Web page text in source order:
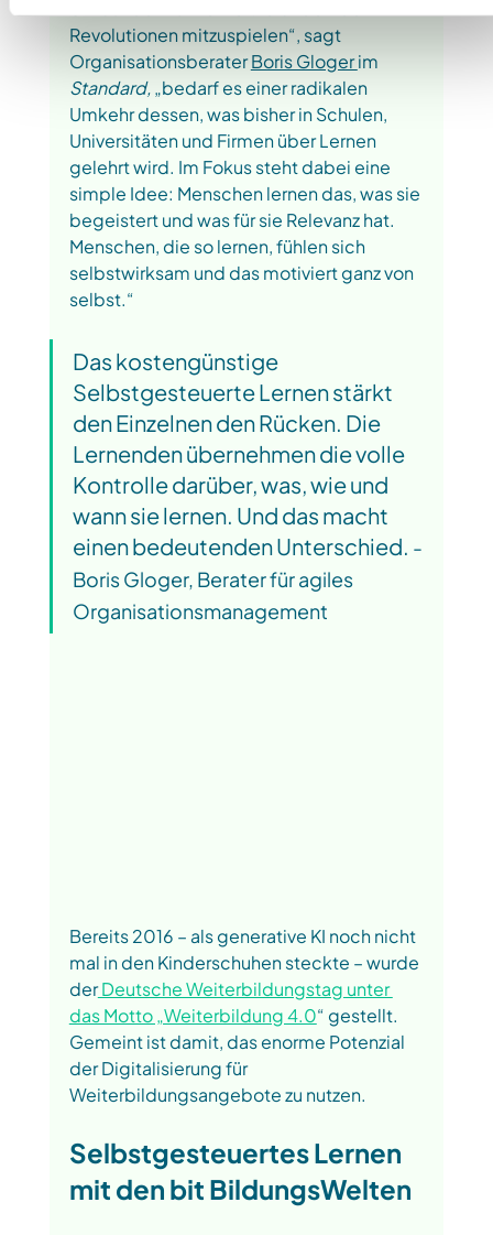
Revolutionen mitzuspielen“, sagt
Organisationsberater Boris Gloger im
Standard, „bedarf es einer radikalen
Umkehr dessen, was bisher in Schulen,
Universitäten und Firmen über Lernen
gelehrt wird. Im Fokus steht dabei eine
simple Idee: Menschen lernen das, was sie
begeistert und was für sie Relevanz hat.
Menschen, die so lernen, fühlen sich
selbstwirksam und das motiviert ganz von
selbst.“
Das kostengünstige
Selbstgesteuerte Lernen stärkt
den Einzelnen den Rücken. Die
Lernenden übernehmen die volle
Kontrolle darüber, was, wie und
wann sie lernen. Und das macht
einen bedeutenden Unterschied. -
Boris Gloger, Berater für agiles
Organisationsmanagement
Bereits 2016 – als generative KI noch nicht
mal in den Kinderschuhen steckte – wurde
der Deutsche Weiterbildungstag unter
das Motto „Weiterbildung 4.0“ gestellt.
Gemeint ist damit, das enorme Potenzial
der Digitalisierung für
Weiterbildungsangebote zu nutzen.
Selbstgesteuertes Lernen
mit den bit BildungsWelten